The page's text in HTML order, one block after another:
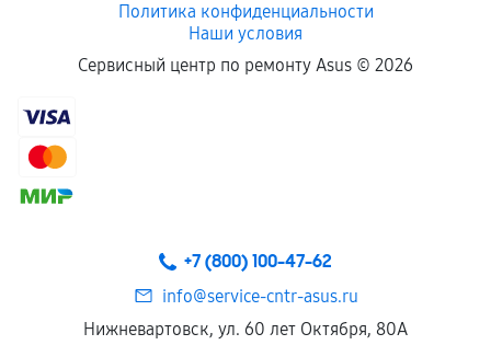
Политика конфиденциальности
Наши условия
Сервисный центр по ремонту Asus © 2026
+7 (800) 100-47-62
info@service-cntr-asus.ru
Нижневартовск, ул. 60 лет Октября, 80А